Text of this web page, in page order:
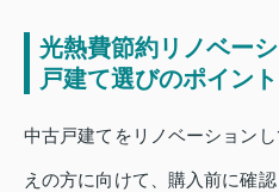
光熱費節約リノベー
戸建て選びのポイント
中古戸建てをリノベーション
えの方に向けて、購入前に確